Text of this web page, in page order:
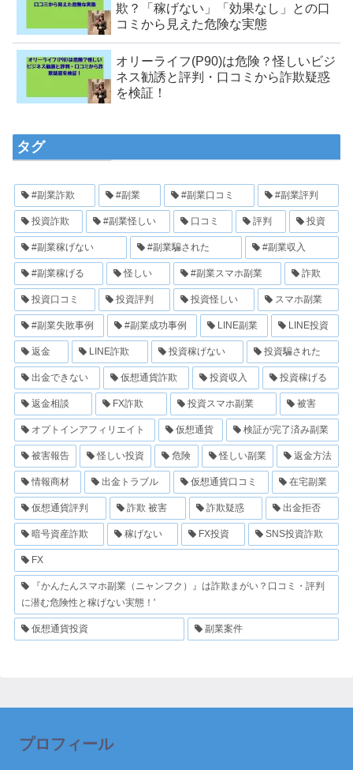
欺？「稼げない」「効果なし」との口
コミから見えた危険な実態
オリーライフ(P90)は危険？怪しいビジ
ネス勧誘と評判・口コミから詐欺疑惑
を検証！
タグ
#副業詐欺 #副業 #副業口コミ #副業評判
投資詐欺 #副業怪しい 口コミ 評判 投資
#副業稼げない #副業騙された #副業収入
#副業稼げる 怪しい #副業スマホ副業 詐欺
投資口コミ 投資評判 投資怪しい スマホ副業
#副業失敗事例 #副業成功事例 LINE副業 LINE投資
返金 LINE詐欺 投資稼げない 投資騙された
出金できない 仮想通貨詐欺 投資収入 投資稼げる
返金相談 FX詐欺 投資スマホ副業 被害
オプトインアフィリエイト 仮想通貨 検証が完了済み副業
被害報告 怪しい投資 危険 怪しい副業 返金方法
情報商材 出金トラブル 仮想通貨口コミ 在宅副業
仮想通貨評判 詐欺 被害 詐欺疑惑 出金拒否
暗号資産詐欺 稼げない FX投資 SNS投資詐欺
FX
『かんたんスマホ副業（ニャンフク）』は詐欺まがい？口コミ・評判
に潜む危険性と稼げない実態！'
仮想通貨投資 副業案件
プロフィール